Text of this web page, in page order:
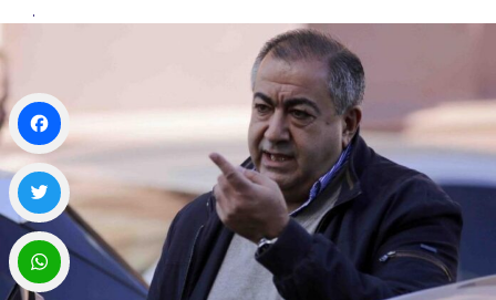
Facebook
Twitter